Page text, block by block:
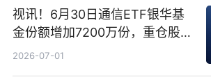
视讯！6月30日通信ETF银华基
金份额增加7200万份，重仓股新
易盛、中际旭创、立讯精密
2026-07-01